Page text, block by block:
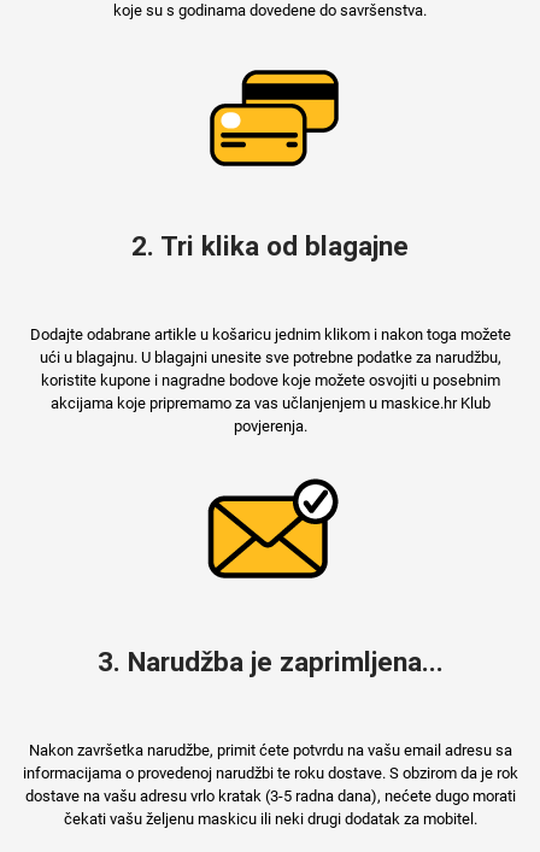
koje su s godinama dovedene do savršenstva.
2. Tri klika od blagajne
Dodajte odabrane artikle u košaricu jednim klikom i nakon toga možete
ući u blagajnu. U blagajni unesite sve potrebne podatke za narudžbu,
koristite kupone i nagradne bodove koje možete osvojiti u posebnim
akcijama koje pripremamo za vas učlanjenjem u maskice.hr Klub
povjerenja.
3. Narudžba je zaprimljena...
Nakon završetka narudžbe, primit ćete potvrdu na vašu email adresu sa
informacijama o provedenoj narudžbi te roku dostave. S obzirom da je rok
dostave na vašu adresu vrlo kratak (3-5 radna dana), nećete dugo morati
čekati vašu željenu maskicu ili neki drugi dodatak za mobitel.